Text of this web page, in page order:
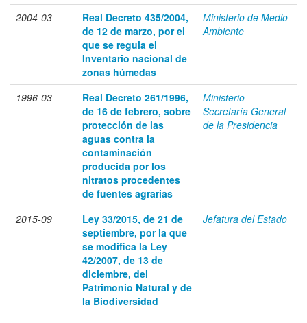
2004-03
Real Decreto 435/2004,
de 12 de marzo, por el
que se regula el
Inventario nacional de
zonas húmedas
Ministerio de Medio
Ambiente
1996-03
Real Decreto 261/1996,
de 16 de febrero, sobre
protección de las
aguas contra la
contaminación
producida por los
nitratos procedentes
de fuentes agrarias
Ministerio
Secretaría General
de la Presidencia
2015-09
Ley 33/2015, de 21 de
septiembre, por la que
se modifica la Ley
42/2007, de 13 de
diciembre, del
Patrimonio Natural y de
la Biodiversidad
Jefatura del Estado